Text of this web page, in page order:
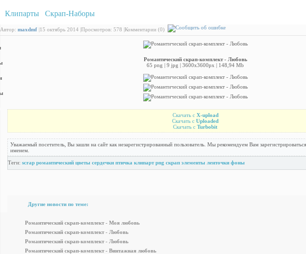
Клипарты Скрап-Наборы
Автор: maxdmf |15 октябрь 2014 |Просмотров: 578 |Комментарии (0)
Романтический скрап-комплект - Любовь
65 png | 9 jpg | 3600x3600px | 148,94 Mb
Скачать с X-upload
Скачать с Uploaded
Скачать с Turbobit
Уважаемый посетитель, Вы зашли на сайт как незарегистрированный пользователь. Мы рекомендуем Вам
именем.
Теги: scrap романтический цветы сердечки птичка клипарт png скрап элементы ленточки фоны
Другие новости по теме:
Романтический скрап-комплект - Моя любовь
Романтический скрап-комплект - Любовь
Романтический скрап-комплект - Любовь
Романтический скрап-комплект - Винтажная любовь